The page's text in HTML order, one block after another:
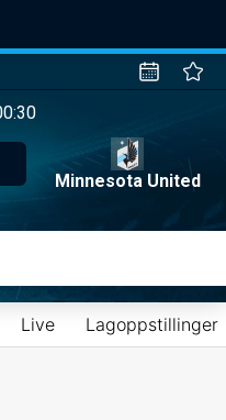
Minnesota United
Live Lagoppstillinger